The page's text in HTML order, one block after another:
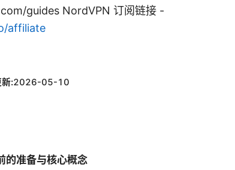
guides NordVPN 订阅链接 -
affiliate
:2026-05-10
的准备与核心概念